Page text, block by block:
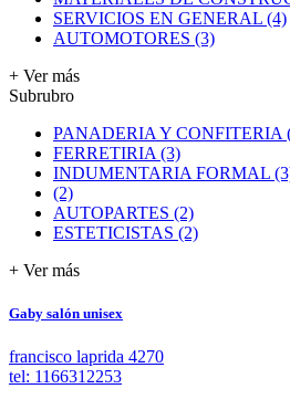
SERVICIOS EN GENERAL (4)
AUTOMOTORES (3)
+ Ver más
Subrubro
PANADERIA Y CONFITERIA
FERRETIRIA (3)
INDUMENTARIA FORMAL
(2)
AUTOPARTES (2)
ESTETICISTAS (2)
+ Ver más
Gaby salón unisex
francisco laprida 4270
tel: 1166312253